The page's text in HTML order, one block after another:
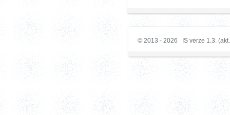
© 2013 - 2026 IS verze 1.3.